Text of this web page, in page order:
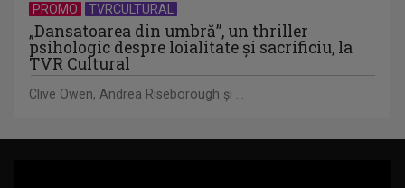
PROMO TVRCULTURAL
„Dansatoarea din umbră”, un thriller
psihologic despre loialitate și sacrificiu, la
TVR Cultural
Clive Owen, Andrea Riseborough şi ...